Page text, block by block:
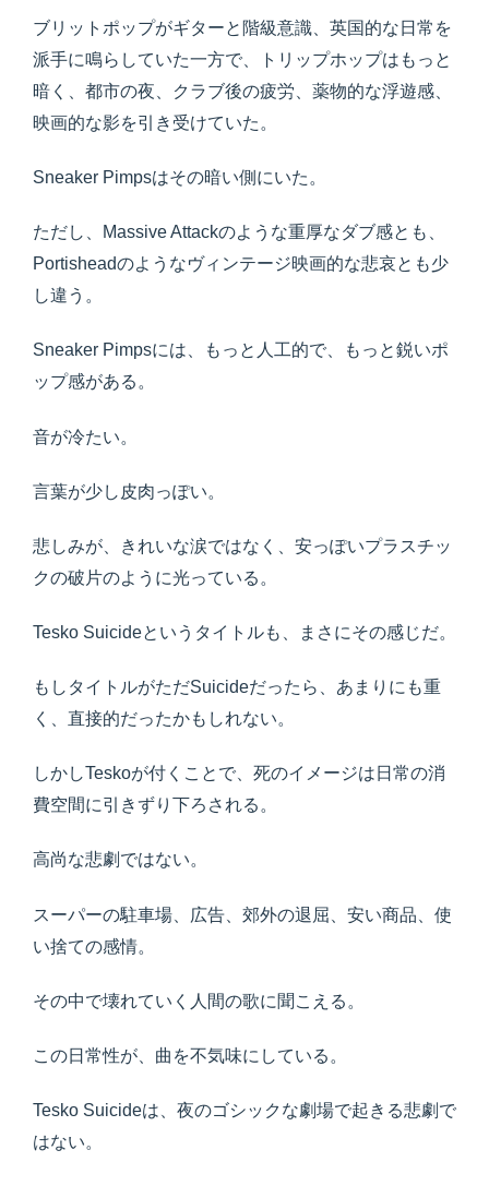
ブリットポップがギターと階級意識、英国的な日常を
派手に鳴らしていた一方で、トリップホップはもっと
暗く、都市の夜、クラブ後の疲労、薬物的な浮遊感、
映画的な影を引き受けていた。
Sneaker Pimpsはその暗い側にいた。
ただし、Massive Attackのような重厚なダブ感とも、
Portisheadのようなヴィンテージ映画的な悲哀とも少
し違う。
Sneaker Pimpsには、もっと人工的で、もっと鋭いポ
ップ感がある。
音が冷たい。
言葉が少し皮肉っぽい。
悲しみが、きれいな涙ではなく、安っぽいプラスチッ
クの破片のように光っている。
Tesko Suicideというタイトルも、まさにその感じだ。
もしタイトルがただSuicideだったら、あまりにも重
く、直接的だったかもしれない。
しかしTeskoが付くことで、死のイメージは日常の消
費空間に引きずり下ろされる。
高尚な悲劇ではない。
スーパーの駐車場、広告、郊外の退屈、安い商品、使
い捨ての感情。
その中で壊れていく人間の歌に聞こえる。
この日常性が、曲を不気味にしている。
Tesko Suicideは、夜のゴシックな劇場で起きる悲劇で
はない。